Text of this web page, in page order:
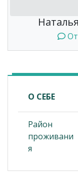
О СЕБЕ
Район
проживани
я